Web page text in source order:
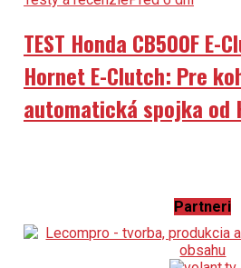
TEST Honda CB500F E-
Hornet E-Clutch: Pre
automatická spojka od
Partneri